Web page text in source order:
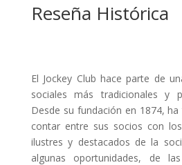
Reseña Histórica
El Jockey Club hace parte de
sociales más tradicionales y
Desde su fundación en 1874,
contar entre sus socios con
ilustres y destacados de la
algunas oportunidades, de